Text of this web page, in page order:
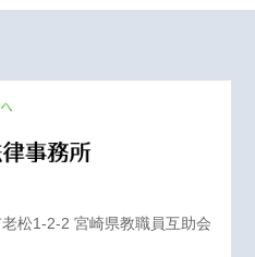
松1-2-2 宮崎県教職員互助会